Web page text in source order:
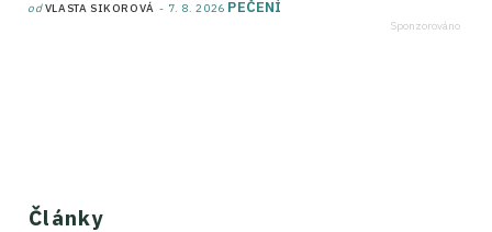
odVLASTA SIKOROVÁ 7. 8. 2026 PEČENÍ
Články